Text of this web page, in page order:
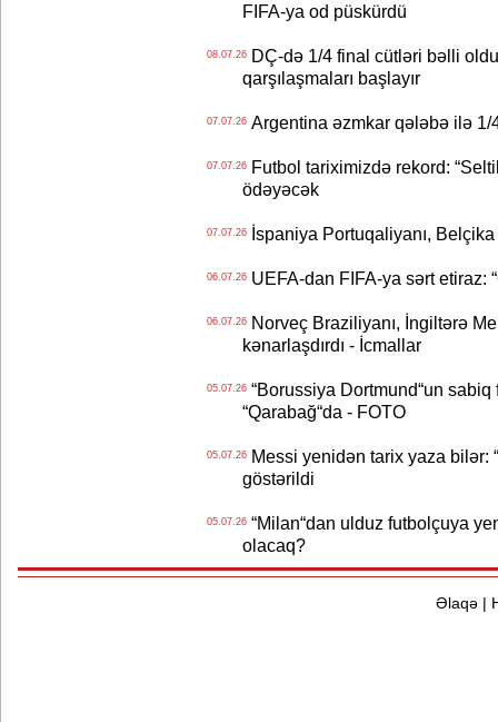
FIFA-ya od püskürdü
08.07.26DÇ-də 1/4 final cütləri bəlli
qarşılaşmaları başlayır
07.07.26Argentina əzmkar qələbə ilə 1/
07.07.26Futbol tariximizdə rekord:
ödəyəcək
07.07.26İspaniya Portuqaliyanı, Belçika
06.07.26UEFA-dan FIFA-ya sərt etiraz:
06.07.26Norveç Braziliyanı, İngiltərə
kənarlaşdırdı - İcmallar
05.07.26“Borussiya Dortmund“un sabiq
“Qarabağ“da - FOTO
05.07.26Messi yenidən tarix yaza bilər:
göstərildi
05.07.26“Milan“dan ulduz futbolçuya
olacaq?
Əlaqə|